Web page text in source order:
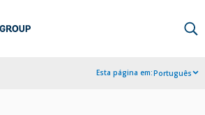
Esta página em:Português